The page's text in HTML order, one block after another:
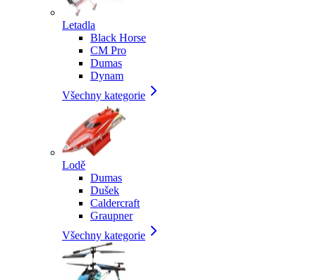
Letadla
Black Horse
CM Pro
Dumas
Dynam
Všechny kategorie
Lodě
Dumas
Dušek
Caldercraft
Graupner
Všechny kategorie